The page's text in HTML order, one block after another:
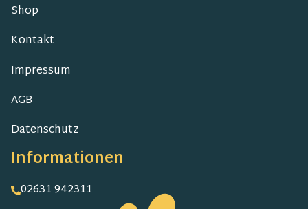
Shop
Kontakt
Impressum
AGB
Datenschutz
Informationen
02631 942311